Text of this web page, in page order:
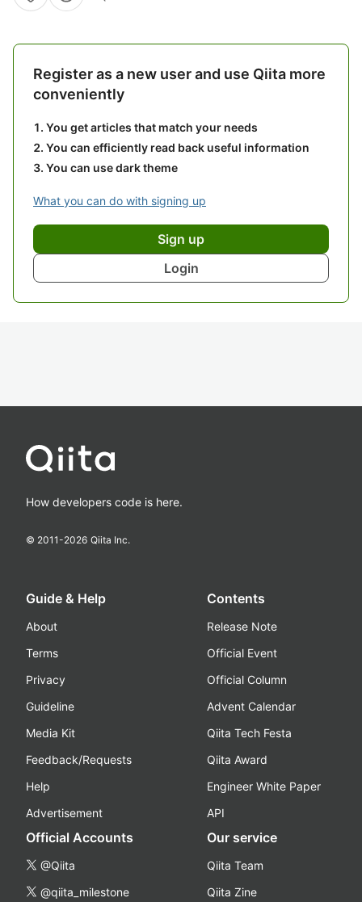
Register as a new user and use Qiita more
conveniently
You get articles that match your needs
You can efficiently read back useful information
You can use dark theme
What you can do with signing up
Sign up
Login
How developers code is here.
© 2011-2026 Qiita Inc.
Guide & Help
About
Terms
Privacy
Guideline
Media Kit
Feedback/Requests
Help
Advertisement
Contents
Release Note
Official Event
Official Column
Advent Calendar
Qiita Tech Festa
Qiita Award
Engineer White Paper
API
Official Accounts
@Qiita
@qiita_milestone
Our service
Qiita Team
Qiita Zine